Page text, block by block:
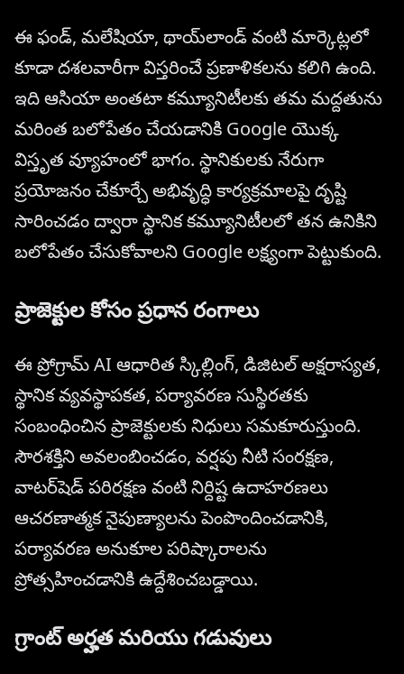
ఈ ఫండ్, మలేషియా, థాయ్‌లాండ్‌ వంటి మార్కెట్లలో
కూడా దశలవారీగా విస్తరించే ప్రణాళికలను కలిగి ఉంది.
ఇది ఆసియా అంతటా కమ్యూనిటీలకు తమ మద్దతును
మరింత బలోపేతం చేయడానికి Google యొక్క
విస్తృత వ్యూహంలో భాగం. స్థానికులకు నేరుగా
ప్రయోజనం చేకూర్చే అభివృద్ధి కార్యక్రమాలపై దృష్టి
సారించడం ద్వారా స్థానిక కమ్యూనిటీలలో తన ఉనికిని
బలోపేతం చేసుకోవాలని Google లక్ష్యంగా పెట్టుకుంది.
ప్రాజెక్టుల కోసం ప్రధాన రంగాలు
ఈ ప్రోగ్రామ్ AI ఆధారిత స్కిల్లింగ్, డిజిటల్ అక్షరాస్యత,
స్థానిక వ్యవస్థాపకత, పర్యావరణ సుస్థిరతకు
సంబంధించిన ప్రాజెక్టులకు నిధులు సమకూరుస్తుంది.
సౌరశక్తిని అవలంబించడం, వర్షపు నీటి సంరక్షణ,
వాటర్‌షెడ్ పరిరక్షణ వంటి నిర్దిష్ట ఉదాహరణలు
ఆచరణాత్మక నైపుణ్యాలను పెంపొందించడానికి,
పర్యావరణ అనుకూల పరిష్కారాలను
ప్రోత్సహించడానికి ఉద్దేశించబడ్డాయి.
గ్రాంట్ అర్హత మరియు గడువులు